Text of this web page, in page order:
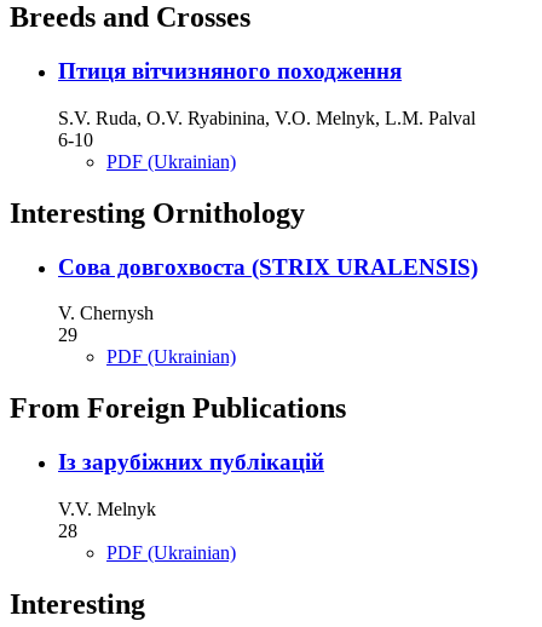
Breeds and Crosses
Птиця вітчизняного походження
S.V. Ruda, O.V. Ryabinina, V.O. Melnyk, L.M. Palval
6-10
PDF (Ukrainian)
Interesting Ornithology
Сова довгохвоста (STRIX URALENSIS)
V. Chernysh
29
PDF (Ukrainian)
From Foreign Publications
Із зарубіжних публікацій
V.V. Melnyk
28
PDF (Ukrainian)
Interesting